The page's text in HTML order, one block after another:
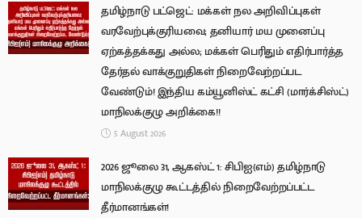
தமிழ்நாடு பட்ஜெட்: மக்கள் நல அறிவிப்புகள்
வரவேற்புக்குரியவை; தனியார் மய முனைப்பு
ஏற்கத்தக்கது அல்ல; மக்கள் பெரிதும் எதிர்பார்த்த
தேர்தல் வாக்குறுதிகள் நிறைவேற்றப்பட
வேண்டும்! இந்திய கம்யூனிஸ்ட் கட்சி (மார்க்சிஸ்ட்)
மாநிலக்குழு அறிக்கை!!
5 August 2026
2026 ஜூலை 31, ஆகஸ்ட் 1: சிபிஐ(எம்) தமிழ்நாடு
மாநிலக்குழு கூட்டத்தில் நிறைவேற்றப்பட்ட
தீர்மானங்கள்!